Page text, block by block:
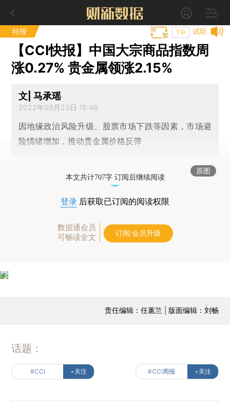
特报 试听
T中
【CCI快报】中国大宗商品指数周
涨0.27% 贵金属领涨2.15%
文| 马承瑶
2022年09月23日 18:48
因地缘政治风险升级、股票市场下跌等因素，市场避
险情绪增加，推动贵金属价格反弹
原图
本文共计707字 订阅后继续阅读
登录 后获取已订阅的阅读权限
数据通会员
可畅读全文
订阅/会员升级
责任编辑：任蕙兰 | 版面编辑：刘畅
话题：
#CCI +关注 #CCI周报 +关注